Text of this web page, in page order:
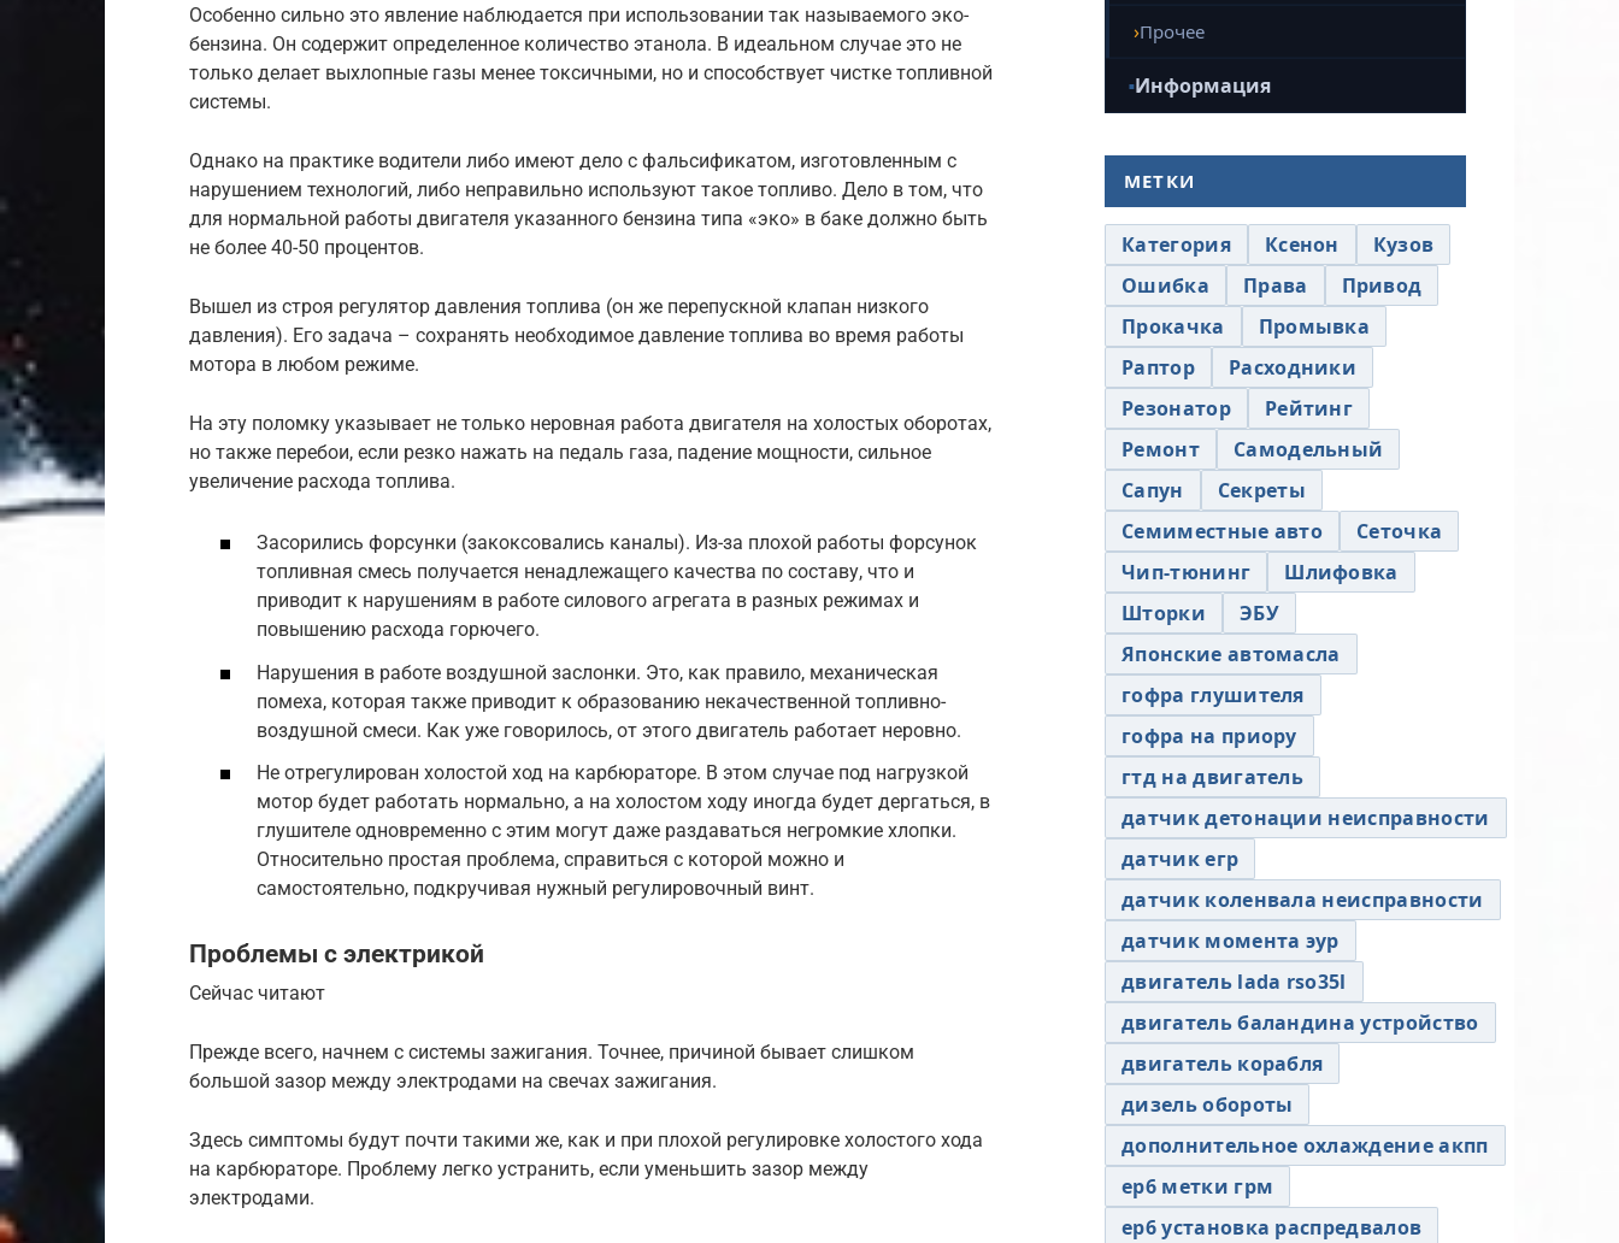
Особенно сильно это явление наблюдается при использовании так называемого эко-
бензина. Он содержит определенное количество этанола. В идеальном случае это не
только делает выхлопные газы менее токсичными, но и способствует чистке топливной
системы.
Однако на практике водители либо имеют дело с фальсификатом, изготовленным с
нарушением технологий, либо неправильно используют такое топливо. Дело в том, что
для нормальной работы двигателя указанного бензина типа «эко» в баке должно быть
не более 40-50 процентов.
Вышел из строя регулятор давления топлива (он же перепускной клапан низкого
давления). Его задача – сохранять необходимое давление топлива во время работы
мотора в любом режиме.
На эту поломку указывает не только неровная работа двигателя на холостых оборотах,
но также перебои, если резко нажать на педаль газа, падение мощности, сильное
увеличение расхода топлива.
Засорились форсунки (закоксовались каналы). Из-за плохой работы форсунок
топливная смесь получается ненадлежащего качества по составу, что и
приводит к нарушениям в работе силового агрегата в разных режимах и
повышению расхода горючего.
Нарушения в работе воздушной заслонки. Это, как правило, механическая
помеха, которая также приводит к образованию некачественной топливно-
воздушной смеси. Как уже говорилось, от этого двигатель работает неровно.
Не отрегулирован холостой ход на карбюраторе. В этом случае под нагрузкой
мотор будет работать нормально, а на холостом ходу иногда будет дергаться, в
глушителе одновременно с этим могут даже раздаваться негромкие хлопки.
Относительно простая проблема, справиться с которой можно и
самостоятельно, подкручивая нужный регулировочный винт.
Проблемы с электрикой
Сейчас читают
Прежде всего, начнем с системы зажигания. Точнее, причиной бывает слишком
большой зазор между электродами на свечах зажигания.
Здесь симптомы будут почти такими же, как и при плохой регулировке холостого хода
на карбюраторе. Проблему легко устранить, если уменьшить зазор между
электродами.
Прочее
Информация
МЕТКИ
Категория Ксенон
Кузов
Ошибка
Права
Привод
Прокачка
Промывка
Раптор
Расходники
Резонатор
Рейтинг
Ремонт
Самодельный
Сапун
Секреты
Семиместные авто
Сеточка
Чип-тюнинг
Шлифовка
Шторки
ЭБУ
Японские автомасла
гофра глушителя
гофра на приору
гтд на двигатель
датчик детонации неисправности
датчик егр
датчик коленвала неисправности
датчик момента эур
двигатель lada rso35l
двигатель баландина устройство
двигатель корабля
дизель обороты
дополнительное охлаждение акпп
ер6 метки грм
ер6 установка распредвалов